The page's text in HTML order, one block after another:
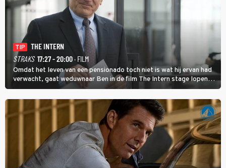
TIP
THE INTERN
STRAKS 17:27 - 20:00· FILM
Omdat het leven van een pensionado toch niet is wat hij ervan had
verwacht, gaat weduwnaar Ben in de film The Intern stage lopen
bij de hippe webwinkel van Jules, wat een gouden zet blijkt te zijn.